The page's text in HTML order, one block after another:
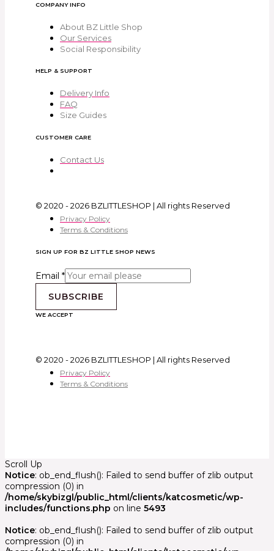
COMPANY INFO
About BZ Little Shop
Our Services
Social Responsibility
HELP & SUPPORT
Delivery Info
FAQ
Size Guides
CUSTOMER CARE
Contact Us
© 2020 - 2026 BZLITTLESHOP | All rights Reserved
Privacy Policy
Terms & Conditions
SIGN UP FOR BZ LITTLE SHOP NEWS
Email *
SUBSCRIBE
WE ACCEPT
© 2020 - 2026 BZLITTLESHOP | All rights Reserved
Privacy Policy
Terms & Conditions
Scroll Up
Notice: ob_end_flush(): Failed to send buffer of zlib output
compression (0) in
/home/skybizgl/public_html/clients/katcosmetic/wp-
includes/functions.php on line 5493
Notice: ob_end_flush(): Failed to send buffer of zlib output
compression (0) in